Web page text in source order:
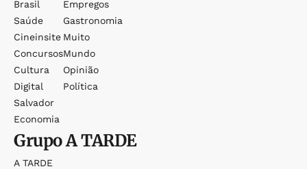
Brasil
Saúde
Cineinsite
Concursos
Cultura
Digital
Salvador
Economia
Empregos
Gastronomia
Muito
Mundo
Opinião
Política
GrupoA TARDE
A TARDE